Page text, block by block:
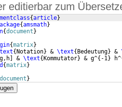
editierbar zum
{article}
{amsmath}
{document }
{matrix}
{ Notation} & \text{ Bedeutung} &
g,h & \text{ Kommutator} & g^{ -1} h^
{matrix}
document }